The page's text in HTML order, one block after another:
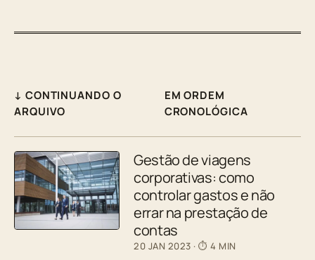
↓ CONTINUANDO O
ARQUIVO
EM ORDEM
CRONOLÓGICA
Gestão de viagens
corporativas: como
controlar gastos e não
errar na prestação de
contas
20 JAN 2023 · ⏱ 4 MIN